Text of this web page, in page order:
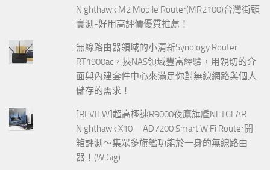
Nighthawk M2 Mobile Router(MR2100)台灣街頭
實測-好用高評價優質推薦！
無線路由器領域的小清新Synology Router
RT1900ac，挾NAS領域豐富經驗，用親切的介
面與內建套件中心來滿足你對無線網路與個人
儲存的需求！
[REVIEW]超高極速R9000夜鷹旗艦NETGEAR
Nighthawk X10—AD7200 Smart WiFi Router開
箱評測～集眾多旗艦功能於一身的無線路由
器！(WiGig)